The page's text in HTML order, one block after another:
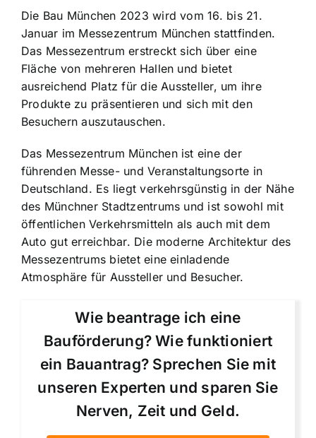
Die Bau München 2023 wird vom 16. bis 21.
Januar im Messezentrum München stattfinden.
Das Messezentrum erstreckt sich über eine
Fläche von mehreren Hallen und bietet
ausreichend Platz für die Aussteller, um ihre
Produkte zu präsentieren und sich mit den
Besuchern auszutauschen.
Das Messezentrum München ist eine der
führenden Messe- und Veranstaltungsorte in
Deutschland. Es liegt verkehrsgünstig in der Nähe
des Münchner Stadtzentrums und ist sowohl mit
öffentlichen Verkehrsmitteln als auch mit dem
Auto gut erreichbar. Die moderne Architektur des
Messezentrums bietet eine einladende
Atmosphäre für Aussteller und Besucher.
Wie beantrage ich eine
Bauförderung? Wie funktioniert
ein Bauantrag? Sprechen Sie mit
unseren Experten und sparen Sie
Nerven, Zeit und Geld.